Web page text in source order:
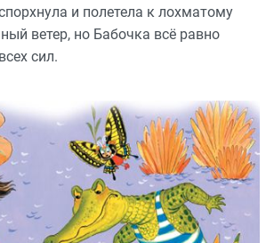
и полетела к лохматому
ветер, но Бабочка всё равно
сил.